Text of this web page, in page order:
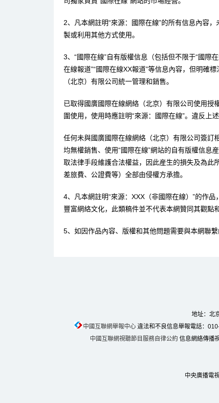
2、凡本網註明“來源：國際在線”的所有信息內容
製或利用其他方式使用。
3、“國際在線”自有版權信息（包括但不限于“國際
在線報道”“國際在線XX報道”等信息內容，但明確
（北京）有限公司統一管理和銷售。
已取得國廣國際在線網絡（北京）有限公司使用
圍使用，使用時應註明“來源：國際在線”。違反上
任何未與國廣國際在線網絡（北京）有限公司簽訂
均無權銷售、使用“國際在線”網站的自有版權信息
取法律手段維護合法權益，因此産生的損失及為此
差旅費、公證費等）全部由侵權方承擔。
4、凡本網註明“來源：XXX（非國際在線）”的作
豐富網絡文化，此類稿件並不代表本網贊同其觀點
5、如因作品內容、版權和其他問題需要與本網聯
地址：北
中國互聯網舉報中心違法和不良信息舉報電話：
中國互聯網視聽節目服務自律公約 信息網絡傳播
中央廣播電